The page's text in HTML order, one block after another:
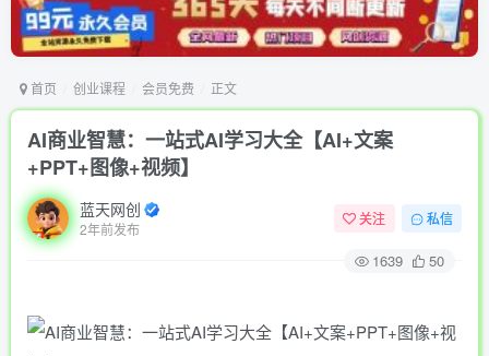
首页 创业课程 会员免费 正文
AI商业智慧：一站式AI学习大全【AI+文案
+PPT+图像+视频】
蓝天网创
2年前发布
关注 私信
1639 50